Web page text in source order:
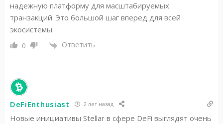
надежную платформу для масштабируемых
транзакций. Это большой шаг вперед для всей
экосистемы.
0 Ответить
DeFiEnthusiast 2 лет назад
Новые инициативы Stellar в сфере DeFi выглядят очень